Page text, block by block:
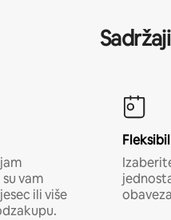
vam
ili više